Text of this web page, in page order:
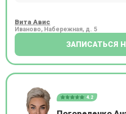
Вита Авис
Иваново, Набережная, д. 5
ЗАПИСАТЬСЯ
4.2